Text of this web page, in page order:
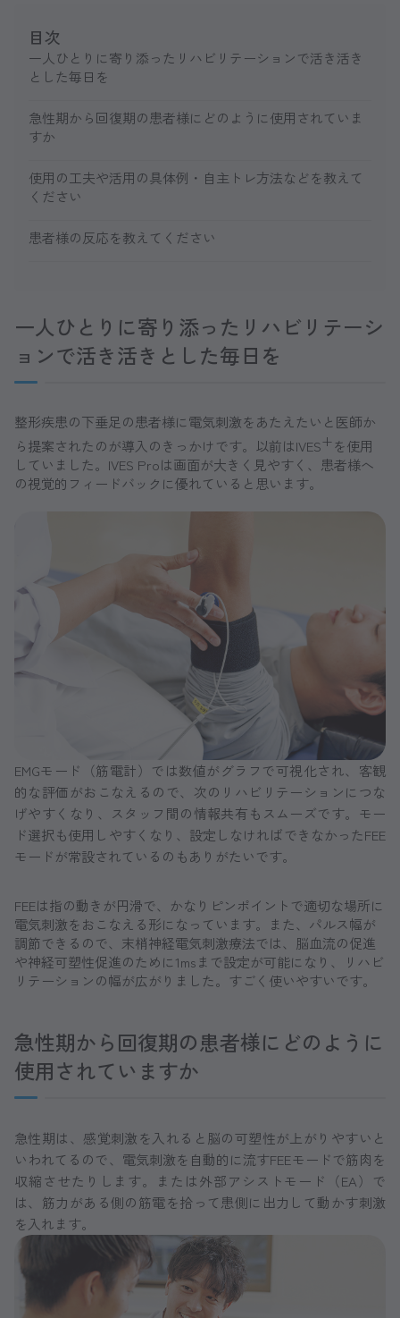
目次
一人ひとりに寄り添ったリハビリテーションで活き活き
とした毎日を
急性期から回復期の患者様にどのように使用されていま
すか
使用の工夫や活用の具体例・自主トレ方法などを教えて
ください
患者様の反応を教えてください
一人ひとりに寄り添ったリハビリテーシ
ョンで活き活きとした毎日を
整形疾患の下垂足の患者様に電気刺激をあたえたいと医師か
ら提案されたのが導入のきっかけです。以前はIVES+を使用
していました。IVES Proは画面が大きく見やすく、患者様へ
の視覚的フィードバックに優れていると思います。
EMGモード（筋電計）では数値がグラフで可視化され、客観
的な評価がおこなえるので、次のリハビリテーションにつな
げやすくなり、スタッフ間の情報共有もスムーズです。モー
ド選択も使用しやすくなり、設定しなければできなかったFEE
モードが常設されているのもありがたいです。
FEEは指の動きが円滑で、かなりピンポイントで適切な場所に
電気刺激をおこなえる形になっています。また、パルス幅が
調節できるので、末梢神経電気刺激療法では、脳血流の促進
や神経可塑性促進のために1msまで設定が可能になり、リハビ
リテーションの幅が広がりました。すごく使いやすいです。
急性期から回復期の患者様にどのように
使用されていますか
急性期は、感覚刺激を入れると脳の可塑性が上がりやすいと
いわれてるので、電気刺激を自動的に流すFEEモードで筋肉を
収縮させたりします。または外部アシストモード（EA）で
は、筋力がある側の筋電を拾って患側に出力して動かす刺激
を入れます。